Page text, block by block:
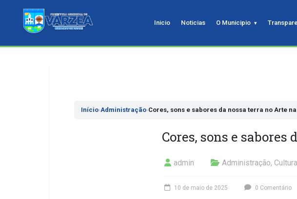
Inicio Noticias O Municipio
Início›Administração›Cores, sons e sabores da nossa terra no Arte
Cores, sons e
admin Administração,
10 de maio de 2025 0 Comentário